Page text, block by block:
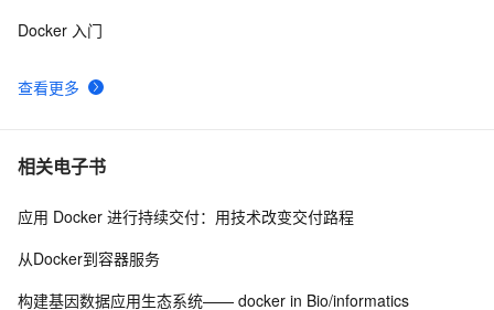
查看更多
Docker 入门
相关电子书
应用 Docker 进行持续交付：用技术改变交付路程
从Docker到容器服务
构建基因数据应用生态系统—— docker in Bio/informatics